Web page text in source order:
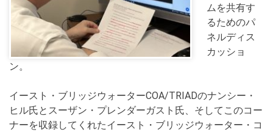
ムを共有す
るためのパ
ネルディス
カッショ
ン。
イースト・ブリッジウォーターCOA/TRIADのナンシー・
ヒル氏とスーザン・プレンダーガスト氏、そしてこのコー
ナーを収録してくれたイースト・ブリッジウォーター・コ